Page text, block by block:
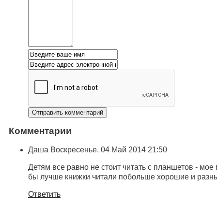
Комментарии
Даша Воскресенье, 04 Май 2014 21:50
Детям все равно не стоит читать с планшетов - мое
бы лучше книжки читали побольше хорошие и
Ответить